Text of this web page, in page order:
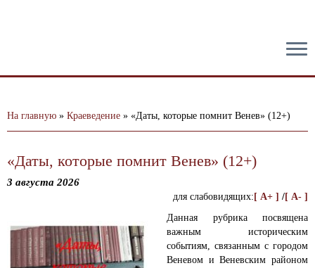
На главную » Краеведение » «Даты, которые помнит Венев» (12+)
«Даты, которые помнит Венев» (12+)
3 августа 2026
для слабовидящих: [ A+ ] /[ A- ]
Данная рубрика посвящена
важным историческим
событиям, связанным с городом
Веневом и Веневским районом